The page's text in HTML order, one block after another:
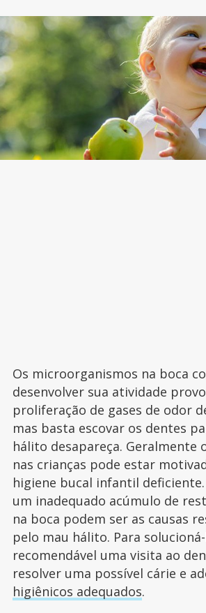
Os microorganismos na boca
desenvolver sua atividade
proliferação de gases de odor
mas basta escovar os dentes
hálito desapareça. Geralmente
nas crianças pode estar
higiene bucal infantil deficiente.
um inadequado acúmulo de
na boca podem ser as causas
pelo mau hálito. Para
recomendável uma visita ao
resolver uma possível cárie e
higiênicos adequados.